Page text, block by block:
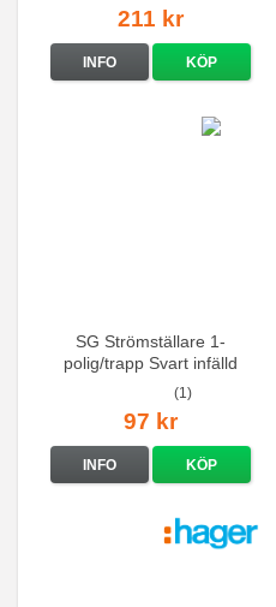
211 kr
INFO KÖP
SG Strömställare 1-
polig/trapp Svart infälld
(1)
97 kr
INFO KÖP